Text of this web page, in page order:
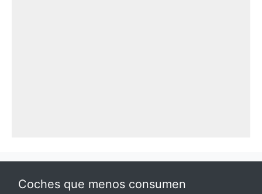
Coches que menos consumen